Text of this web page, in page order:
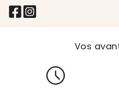
Vos